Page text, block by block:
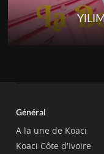
Général
A la une de Koaci
Koaci Côte d'Ivoire